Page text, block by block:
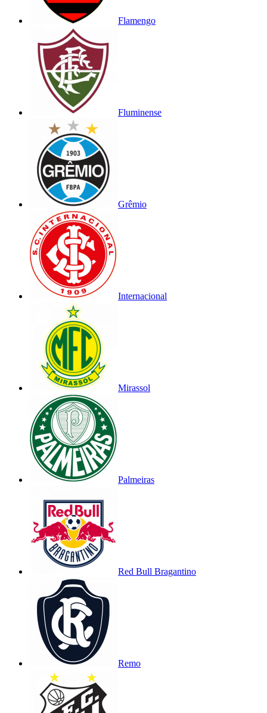
Flamengo
Fluminense
Grêmio
Internacional
Mirassol
Palmeiras
Red Bull Bragantino
Remo